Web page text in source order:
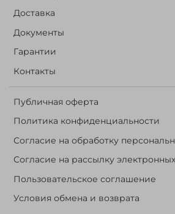
Доставка
Документы
Гарантии
Контакты
Публичная оферта
Политика конфиденциальности
Согласие на обработку
Согласие на рассылку
Пользовательское соглашение
Условия обмена и возврата